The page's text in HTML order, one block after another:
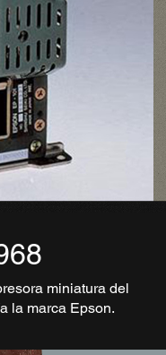
miniatura del
la marca Epson.